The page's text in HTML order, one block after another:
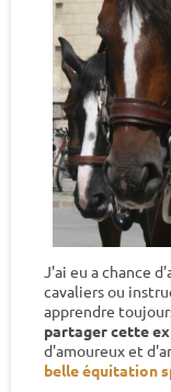
J'ai eu a chance
cavaliers ou
apprendre
partager cette
d'amoureux et
belle équitation